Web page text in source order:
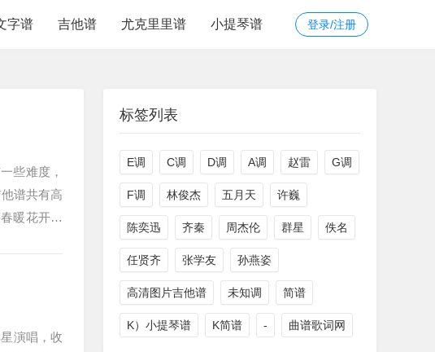
登录/注册
字谱 吉他谱 尤克里里谱 小提琴谱
些难度，
谱共有高
暖花开开
演唱，收
标签列表
E调 C调 D调 A调 赵雷 G调
F调 林俊杰 五月天 许巍
陈奕迅 齐秦 周杰伦 群星 佚名
任贤齐 张学友 孙燕姿
高清图片吉他谱 未知调 简谱
K）小提琴谱 K简谱 - 曲谱歌词网